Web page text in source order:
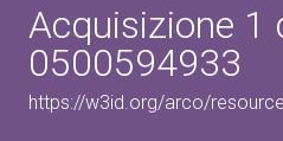
Acquisizione 1
0500594933
https://w3id.org/arco/